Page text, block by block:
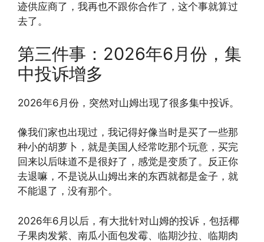
迹供应商了，我再也不跟你合作了，这个事就算过
去了。
第三件事：2026年6月份，集
中投诉增多
2026年6月份，突然对山姆出现了很多集中投诉。
像我们家也出现过，我记得好像当时是买了一些那
种小的胡萝卜，就是美国人经常吃那个玩意，买完
回来以后味道不是很好了，感觉是变质了。反正你
去退嘛，不是说从山姆出来的东西就都是金子，就
不能退了，没有那个。
2026年6月以后，有大批针对山姆的投诉，包括椰
子果肉发紫、南瓜小面包发霉、临期沙拉、临期肉